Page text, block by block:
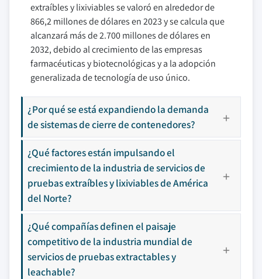
extraíbles y lixiviables se valoró en alrededor de
866,2 millones de dólares en 2023 y se calcula que
alcanzará más de 2.700 millones de dólares en
2032, debido al crecimiento de las empresas
farmacéuticas y biotecnológicas y a la adopción
generalizada de tecnología de uso único.
¿Por qué se está expandiendo la demanda
de sistemas de cierre de contenedores?
¿Qué factores están impulsando el
crecimiento de la industria de servicios de
pruebas extraíbles y lixiviables de América
del Norte?
¿Qué compañías definen el paisaje
competitivo de la industria mundial de
servicios de pruebas extractables y
leachable?